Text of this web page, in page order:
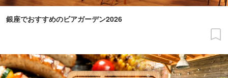
銀座でおすすめのビアガーデン2026